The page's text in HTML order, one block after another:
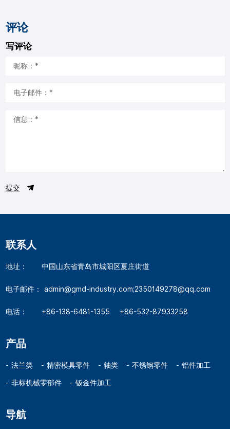
评论
写评论
提交
联系人
地址： 中国山东省青岛市城阳区夏庄街道
电子邮件： admin@gmd-industry.com;2350149278@qq.com
电话： +86-138-6481-1355 +86-532-87933258
产品
法兰类 精密模具零件 轴类 不锈钢零件 铝件加工
非标机械零部件 钣金件加工
导航